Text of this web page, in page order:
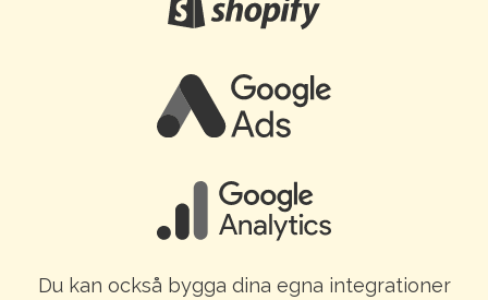
Du kan också bygga dina egna integrationer